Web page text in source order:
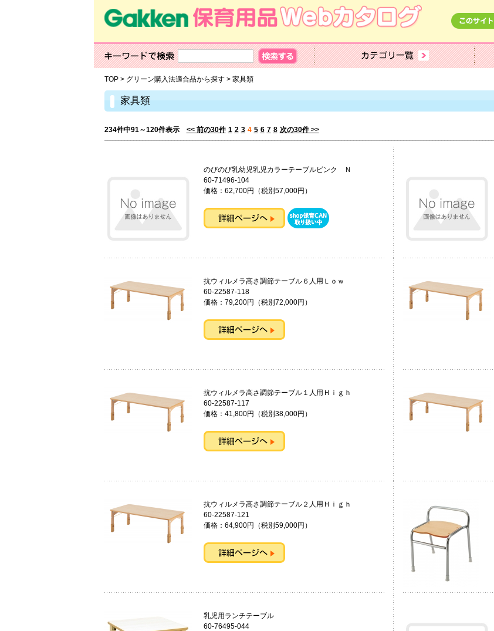
TOP> グリーン購入法適合品から探す> 家具類
家具類
234件中91～120件表示 << 前の30件 1 2 3 4 5 6 7 8 次の30件 >>
のびのび乳幼児乳児カラーテーブルピンク Ｎ
60-71496-104
価格：62,700円（税別57,000円）
抗ウィルメラ高さ調節テーブル６人用Ｌｏｗ
60-22587-118
価格：79,200円（税別72,000円）
抗ウィルメラ高さ調節テーブル１人用Ｈｉｇｈ
60-22587-117
価格：41,800円（税別38,000円）
抗ウィルメラ高さ調節テーブル２人用Ｈｉｇｈ
60-22587-121
価格：64,900円（税別59,000円）
乳児用ランチテーブル
60-76495-044